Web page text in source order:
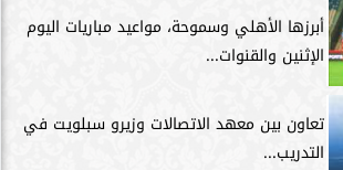
أبرزها الأهلي وسموحة، مواعيد مباريات اليوم
الإثنين والقنوات...
تعاون بين معهد الاتصالات وزيرو سبلويت في
التدريب...